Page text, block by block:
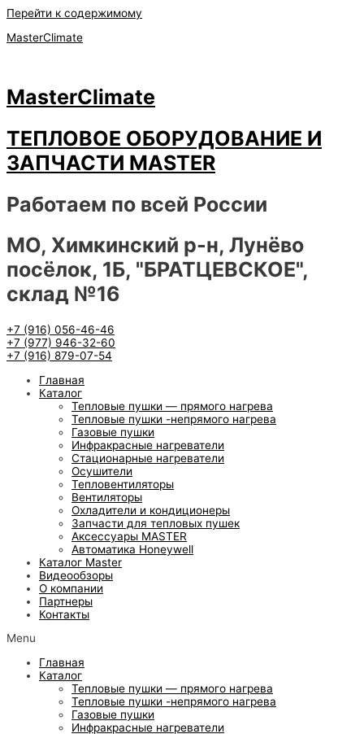
Перейти к содержимому
MasterClimate
MasterClimate
ТЕПЛОВОЕ ОБОРУДОВАНИЕ И
ЗАПЧАСТИ MASTER
Работаем по всей России
МО, Химкинский р-н, Лунёво
посёлок, 1Б, "БРАТЦЕВСКОЕ",
склад №16
+7 (916) 056-46-46
+7 (977) 946-32-60
+7 (916) 879-07-54
Главная
Каталог
Тепловые пушки — прямого нагрева
Тепловые пушки -непрямого нагрева
Газовые пушки
Инфракрасные нагреватели
Стационарные нагреватели
Осушители
Тепловентиляторы
Вентиляторы
Охладители и кондиционеры
Запчасти для тепловых пушек
Аксессуары MASTER
Автоматика Honeywell
Каталог Master
Видеообзоры
О компании
Партнеры
Контакты
Menu
Главная
Каталог
Тепловые пушки — прямого нагрева
Тепловые пушки -непрямого нагрева
Газовые пушки
Инфракрасные нагреватели